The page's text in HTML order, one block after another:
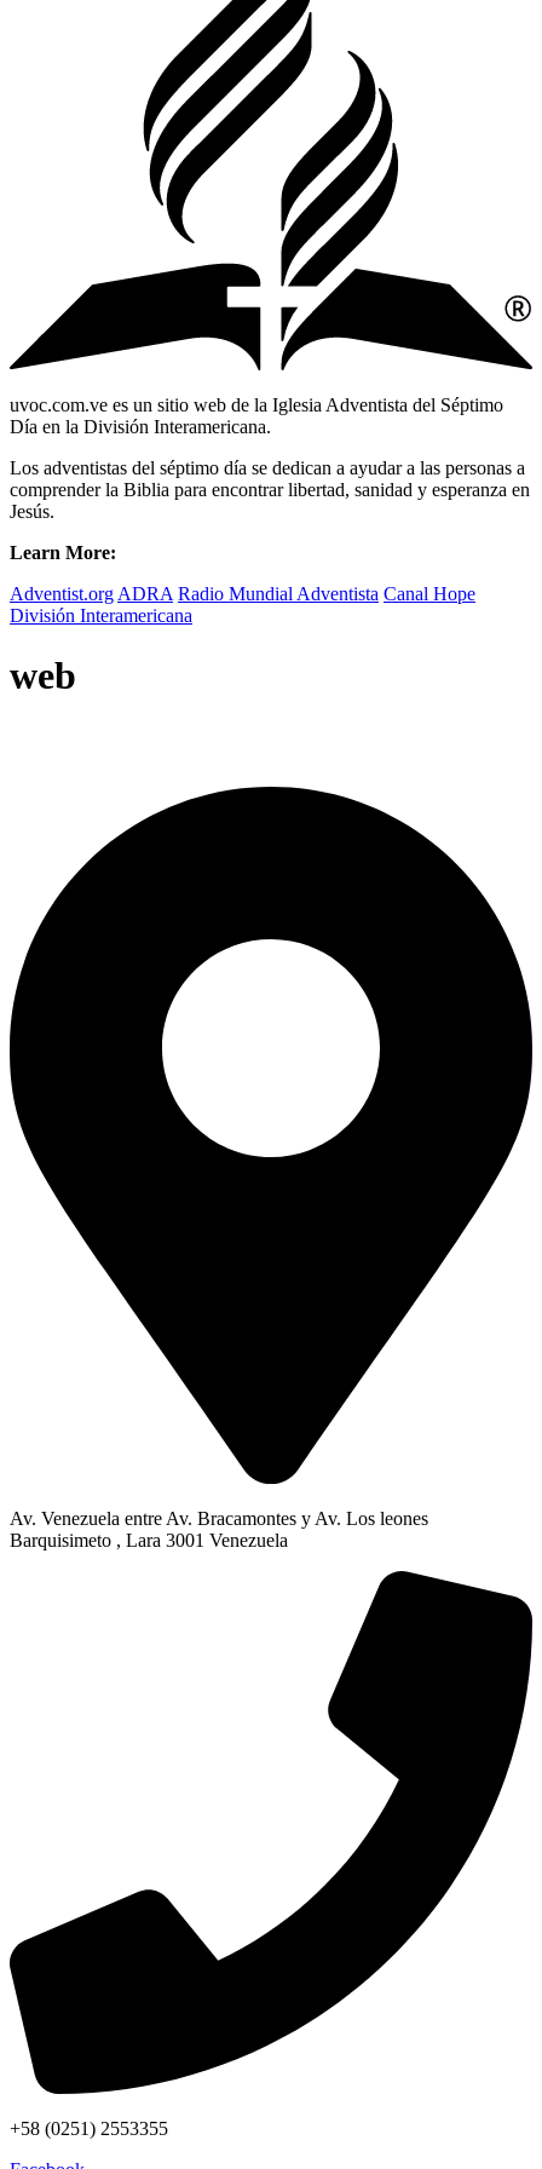
uvoc.com.ve es un sitio web de la Iglesia Adventista del Séptimo
Día en la División Interamericana.
Los adventistas del séptimo día se dedican a ayudar a las personas a
comprender la Biblia para encontrar libertad, sanidad y esperanza en
Jesús.
Learn More:
Adventist.org ADRA Radio Mundial Adventista Canal Hope
División Interamericana
web
Av. Venezuela entre Av. Bracamontes y Av. Los leones
Barquisimeto , Lara 3001 Venezuela
+58 (0251) 2553355